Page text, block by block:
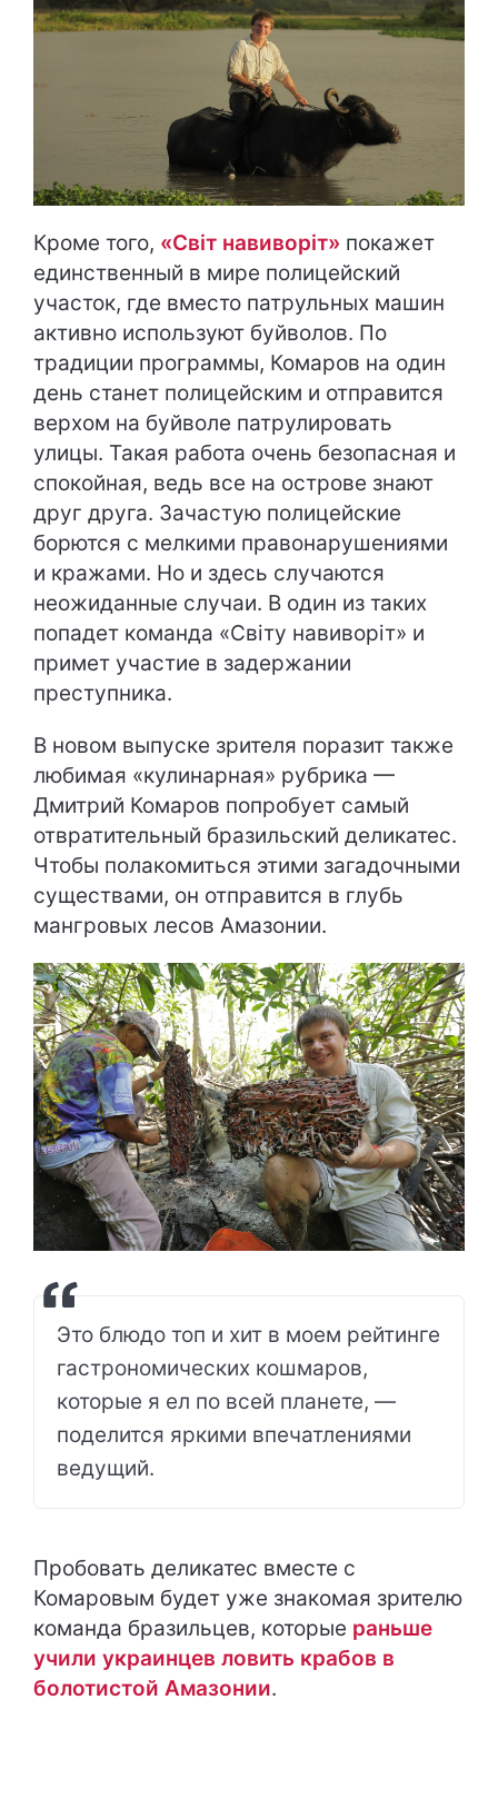
Кроме того, «Світ навиворіт» покажет
единственный в мире полицейский
участок, где вместо патрульных машин
активно используют буйволов. По
традиции программы, Комаров на один
день станет полицейским и отправится
верхом на буйволе патрулировать
улицы. Такая работа очень безопасная и
спокойная, ведь все на острове знают
друг друга. Зачастую полицейские
борются с мелкими правонарушениями
и кражами. Но и здесь случаются
неожиданные случаи. В один из таких
попадет команда «Світу навиворіт» и
примет участие в задержании
преступника.
В новом выпуске зрителя поразит также
любимая «кулинарная» рубрика —
Дмитрий Комаров попробует самый
отвратительный бразильский деликатес.
Чтобы полакомиться этими загадочными
существами, он отправится в глубь
мангровых лесов Амазонии.
Это блюдо топ и хит в моем рейтинге
гастрономических кошмаров,
которые я ел по всей планете, —
поделится яркими впечатлениями
ведущий.
Пробовать деликатес вместе с
Комаровым будет уже знакомая зрителю
команда бразильцев, которые раньше
учили украинцев ловить крабов в
болотистой Амазонии.